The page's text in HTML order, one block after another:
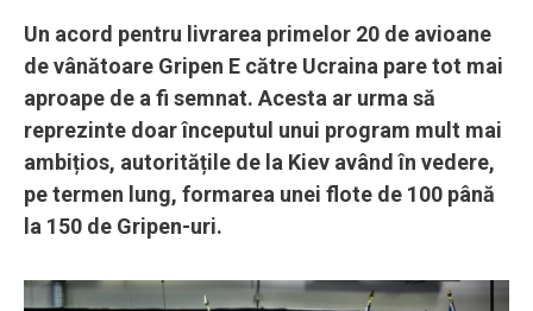
Un acord pentru livrarea primelor 20 de avioane
de vânătoare Gripen E către Ucraina pare tot mai
aproape de a fi semnat. Acesta ar urma să
reprezinte doar începutul unui program mult mai
ambițios, autoritățile de la Kiev având în vedere,
pe termen lung, formarea unei flote de 100 până
la 150 de Gripen-uri.